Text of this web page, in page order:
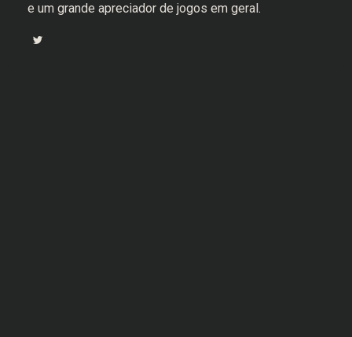
e um grande apreciador de jogos em geral.